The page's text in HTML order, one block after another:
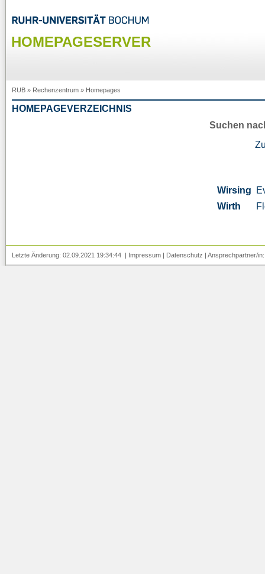
HOMEPAGESERVER
RUB » Rechenzentrum » Homepages
HOMEPAGEVERZEICHNIS
Suchen
Wirsing
Wirth
Letzte Änderung: 02.09.2021 19:34:44 | Impressum | Datenschutz | Ansprechpartner/